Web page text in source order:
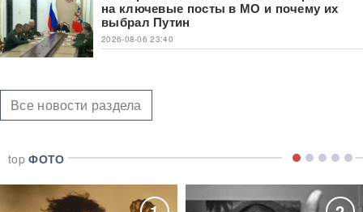
на ключевые посты в МО и почему их
выбрал Путин
2026-08-06 23:40
Все новости раздела
topФОТО